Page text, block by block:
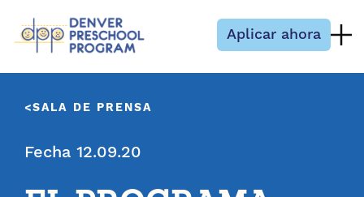
Aplicar ahora
SALA DE PRENSA
Fecha 12.09.20